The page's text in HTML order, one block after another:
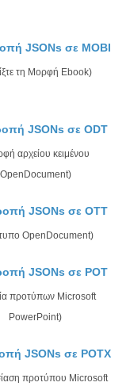
JSONs σε MOBI
τη Μορφή Ebook)
JSONs σε ODT
αρχείου κειμένου
OpenDocument)
JSONs σε OTT
OpenDocument)
JSONs σε POT
προτύπων Microsoft
PowerPoint)
JSONs σε POTX
προτύπου Microsoft